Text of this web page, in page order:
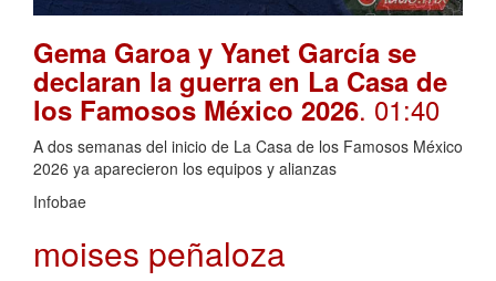
Gema Garoa y Yanet García se
declaran la guerra en La Casa de
los Famosos México 2026. 01:40
A dos semanas del inicio de La Casa de los Famosos México
2026 ya aparecieron los equipos y alianzas
Infobae
moises peñaloza